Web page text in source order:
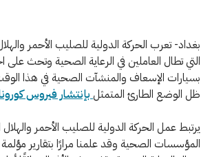
بغداد- تعرب الحركة الدولية للصليب الأحمر
التي تطال العاملين في الرعاية الصحية وتحث
بسيارات الإسعاف والمنشآت الصحية في هذا
ظل الوضع الطارئ المتمثل بإنتشار فيروس
يرتبط عمل الحركة الدولية للصليب الأحمر
المؤسسات الصحية وقد علمنا مرارًا بتقارير